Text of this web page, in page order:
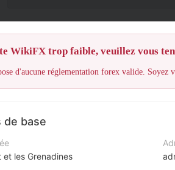
WikiFX trop faible, veuillez vous
d'aucune réglementation forex valide. Soyez
de base
et les Grenadines